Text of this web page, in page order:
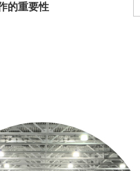
的重要性